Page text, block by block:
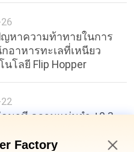
หาความท้าทายในการ
อาหารทะเลที่เหนียว
นโลยี Flip Hopper
นาที ความแม่นยำ ±0.3
าพบรรจุภัณฑ์อาหาร
Factory